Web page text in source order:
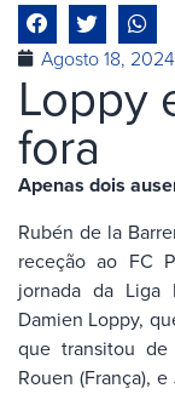
Agosto 18, 2024
Loppy
fora
Apenas dois
Rubén de la
receção ao FC
jornada da Liga
Damien Loppy,
que transitou
Rouen (França),